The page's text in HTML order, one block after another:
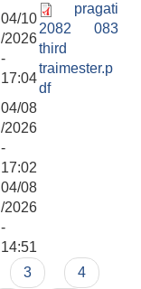
04/10
/2026
-
17:04
pragati
2082 083
third
traimester.p
df
04/08
/2026
-
17:02
04/08
/2026
-
14:51
3
4